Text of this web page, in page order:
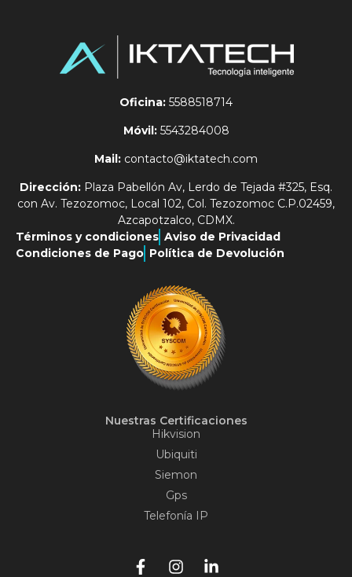
Oficina: 5588518714
Móvil:5543284008
Mail: contacto@iktatech.com
Dirección: Plaza Pabellón Av, Lerdo de Tejada #325, Esq.
con Av. Tezozomoc, Local 102, Col. Tezozomoc C.P.02459,
Azcapotzalco, CDMX.
Términos y condiciones Aviso de Privacidad
Condiciones de Pago Política de Devolución
Nuestras Certificaciones
Hikvision
Ubiquiti
Siemon
Gps
Telefonía IP